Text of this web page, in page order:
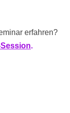
erfahren?
.